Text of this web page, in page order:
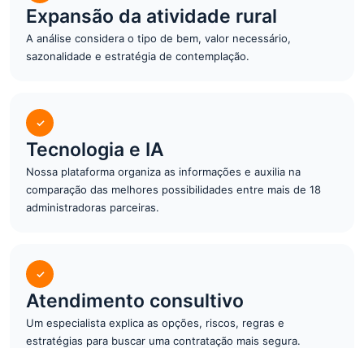
Expansão da atividade rural
A análise considera o tipo de bem, valor necessário,
sazonalidade e estratégia de contemplação.
✓
Tecnologia e IA
Nossa plataforma organiza as informações e auxilia na
comparação das melhores possibilidades entre mais de 18
administradoras parceiras.
✓
Atendimento consultivo
Um especialista explica as opções, riscos, regras e
estratégias para buscar uma contratação mais segura.